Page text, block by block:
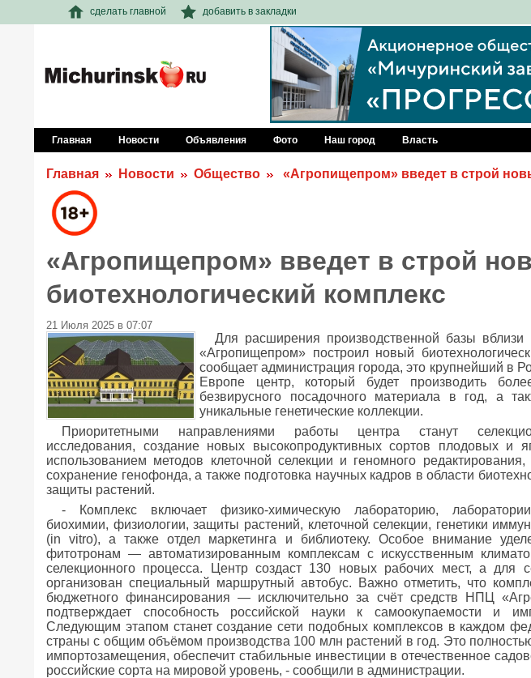
сделать главной добавить в закладки
Главная Новости Объявления Фото Наш город Власть
Главная Новости Общество «Агропищепром» введет в строй
«Агропищепром» введет в строй
биотехнологический комплекс
21 Июля 2025 в 07:07
Для расширения производственной базы
«Агропищепром» построил новый
сообщает администрация города, это крупнейший в
Европе центр, который будет производить
безвирусного посадочного материала в год, а
уникальные генетические коллекции.
Приоритетными направлениями работы центра станут
исследования, создание новых высокопродуктивных сортов плодовых и
использованием методов клеточной селекции и геномного
сохранение генофонда, а также подготовка научных кадров в области
защиты растений.
- Комплекс включает физико-химическую лабораторию, лаборатории
биохимии, физиологии, защиты растений, клеточной селекции, генетики
(in vitro), а также отдел маркетинга и библиотеку. Особое внимание
фитотронам — автоматизированным комплексам с искусственным
селекционного процесса. Центр создаст 130 новых рабочих мест, а для
организован специальный маршрутный автобус. Важно отметить, что
бюджетного финансирования — исключительно за счёт средств НПЦ
подтверждает способность российской науки к самоокупаемости и
Следующим этапом станет создание сети подобных комплексов в каждом
страны с общим объёмом производства 100 млн растений в год. Это
импортозамещения, обеспечит стабильные инвестиции в отечественное
российские сорта на мировой уровень, - сообщили в администрации.